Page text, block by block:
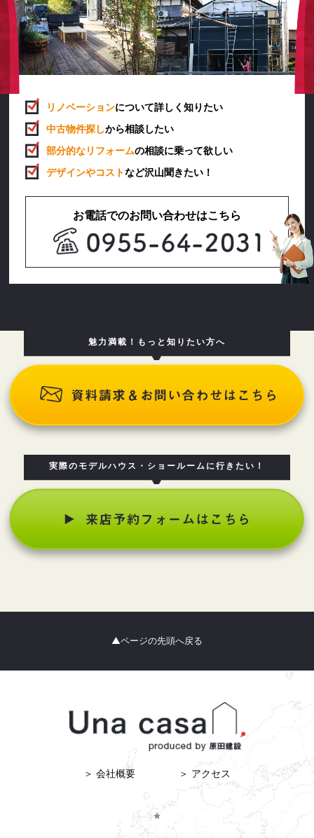
覧する際に収集します。
第３条（個人情報を収集・利用する目的）
当社が個人情報を収集・利用する目的は，以下のとおりです。
を行っていただくために，氏名，住所，連絡先，支払方法など
の登録情報，利用されたサービスや購入された商品，およびそ
れらの代金などに関する情報を表示する目的
（2）ユーザーにお知らせや連絡をするためにメールアドレスを
利用する場合やユーザーに商品を送付したり必要に応じて連絡
したりするため，氏名や住所などの連絡先情報を利用する目的
許証番号，配達証明付き郵便の到達結果などの情報を利用する
（4）ユーザーに代金を請求するために，購入された商品名や数
量，利用されたサービスの種類や期間，回数，請求金額，氏
名，住所，銀行口座番号やクレジットカード番号などの支払に
関する情報などを利用する目的
のも含みます）に転送したりする目的
（6）代金の支払を遅滞したり第三者に損害を発生させたりする
など，本サービスの利用規約に違反したユーザーや，不正・不
りするために，利用態様，氏名や住所など個人を特定するため
（7）ユーザーからのお問い合わせに対応するために，お問い合
てサービスを提供するにあたって必要となる情報や，ユーザー
のサービス利用状況，連絡先情報などを利用する目的
（8）上記の利用目的に付随する目的
第４条（個人情報の第三者提供）
当社は，次に掲げる場合を除いて，あらかじめユーザーの同意
であって，本人の同意を得ることが困難であるとき
（3）公衆衛生の向上または児童の健全な育成の推進のために特
が法令の定める事務を遂行することに対して協力する必要があ
る場合であって，本人の同意を得ることにより当該事務の遂行
に支障を及ぼすおそれがあるとき
（5）予め次の事項を告知あるいは公表をしている場合
利用目的に第三者への提供を含むこと
第三者に提供されるデータの項目
本人の求めに応じて個人情報の第三者への提供を停止すること
前項の定めにかかわらず，次に掲げる場合は第三者には該当し
リノベーションについて詳しく知りたい
中古物件探しから相談したい
部分的なリフォームの相談に乗って欲しい
デザインやコストなど沢山聞きたい！
お電話でのお問い合わせはこちら
魅力満載！もっと知りたい方へ
実際のモデルハウス・ショールームに行きたい！
▲ページの先頭へ戻る
＞ 会社概要 ＞ アクセス